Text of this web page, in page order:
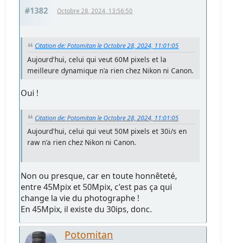
#1382 Octobre 28, 2024, 13:56:50
Citation de: Potomitan le Octobre 28, 2024, 11:01:05
Aujourd'hui, celui qui veut 60M pixels et la
meilleure dynamique n'a rien chez Nikon ni Canon.
Oui !
Citation de: Potomitan le Octobre 28, 2024, 11:01:05
Aujourd'hui, celui qui veut 50M pixels et 30i/s en
raw n'a rien chez Nikon ni Canon.
Non ou presque, car en toute honnêteté,
entre 45Mpix et 50Mpix, c'est pas ça qui
change la vie du photographe !
En 45Mpix, il existe du 30ips, donc.
Potomitan